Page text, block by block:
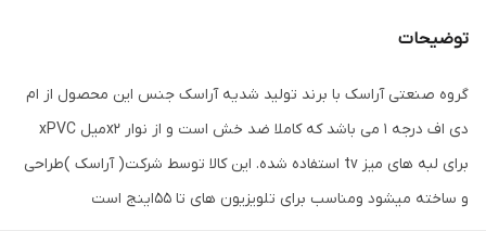
ابعاد بسته‌بندی 165x50x35 سانتی‌متر
جنس پایه چوب نراد
توضیحات
گروه صنعتی آراسک با برند تولید شدیه آراسک جنس این محصول از ام
دی اف درجه 1 می باشد که کاملا ضد خش است و از نوار x2میل xPVC
برای لبه های میز tv استفاده شده. این کالا توسط شرکت( آراسک )طراحی
و ساخته میشود ومناسب برای تلویزیون های تا 55اینج است